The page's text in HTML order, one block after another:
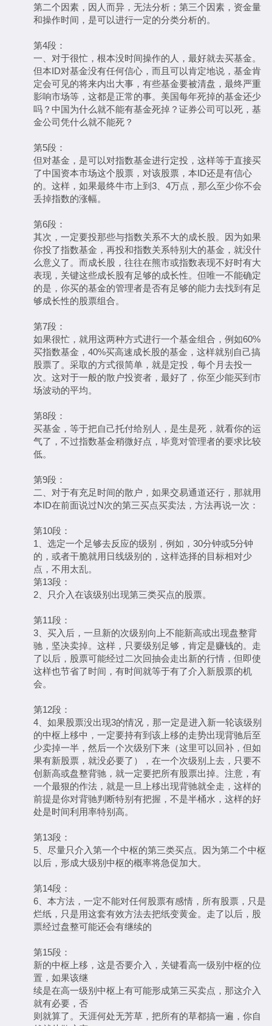
第二个因素，因人而异，无法分析；第三个因素，资金量
和操作时间，是可以进行一定的分类分析的。
第4段：
一、对于很忙，根本没时间操作的人，最好就去买基金。
但本ID对基金没有任何信心，而且可以肯定地说，基金肯
定会可见的将来内出大事，有些基金要被清盘，最终严重
影响市场等，这都是正常的事。美国每年死掉的基金还少
吗？中国为什么就不能有基金死掉？证券公司可以死，基
金公司凭什么就不能死？
第5段：
但对基金，是可以对指数基金进行定投，这样等于直接买
了中国资本市场这个股票，对该股票，本ID还是有信心
的。这样，如果最终牛市上到3、4万点，那么至少你不会
丢掉指数的涨幅。
第6段：
其次，一定要投那些与指数关系不大的成长股。因为如果
你投了指数基金，再投和指数关系特别大的基金，就没什
么意义了。而成长股，往往在熊市或指数表现不好时有大
表现，关键这些成长股有足够的成长性。但唯一不能确定
的是，你买的基金的管理者是否有足够的能力去找到有足
够成长性的股票组合。
第7段：
如果很忙，就用这两种方式进行一个基金组合，例如60%
买指数基金，40%买高速成长股的基金，这样就别自己搞
股票了。采取的方式很简单，就是定投，每个月去投一
次。这对于一般的散户投资者，最好了，你至少能买到市
场波动的平均。
第8段：
买基金，等于把自己托付给别人，是生是死，就看你的运
气了，不过指数基金稍微好点，毕竟对管理者的要求比较
低。
第9段：
二、对于有充足时间的散户，如果交易通道还行，那就用
本ID在前面说过N次的第三买点买卖法，方法再说一次：
第10段：
1、选定一个足够去反应的级别，例如，30分钟或5分钟
的，或者干脆就用日线级别的，这样选择的目标相对少
点，不用太乱。
第13段：
2、只介入在该级别出现第三类买点的股票。
第11段：
3、买入后，一旦新的次级别向上不能新高或出现盘整背
驰，坚决卖掉。这样，只要级别足够，肯定是赚钱的。走
了以后，股票可能经过二次回抽会走出新的行情，但即使
这样也节省了时间，有时间就等于有了介入新股票的机
会。
第12段：
4、如果股票没出现3的情况，那一定是进入新一轮该级别
的中枢上移中，一定要持有到该上移的走势出现背驰后至
少卖掉一半，然后一个次级别下来（这里可以回补，但如
果有新股票，就没必要了），在一个次级别上去，只要不
创新高或盘整背驰，就一定要把所有股票出掉。注意，有
一个最狠的作法，就是一旦上移出现背驰就全走，这样的
前提是你对背驰判断特别有把握，不是半桶水，这样的好
处是时间利用率特别高。
第13段：
5、尽量只介入第一个中枢的第三类买点。因为第二个中枢
以后，形成大级别中枢的概率将急促加大。
第14段：
6、本方法，一定不能对任何股票有感情，所有股票，只是
烂纸，只是用这套有效方法去把纸变黄金。走了以后，股
票经过盘整可能还会有继续的
第15段：
新的中枢上移，这是否要介入，关键看高一级别中枢的位
置，如果该继
续是在高一级别中枢上有可能形成第三买卖点，那这介入
就有必要，否
则就算了。天涯何处无芳草，把所有的草都搞一遍，你自